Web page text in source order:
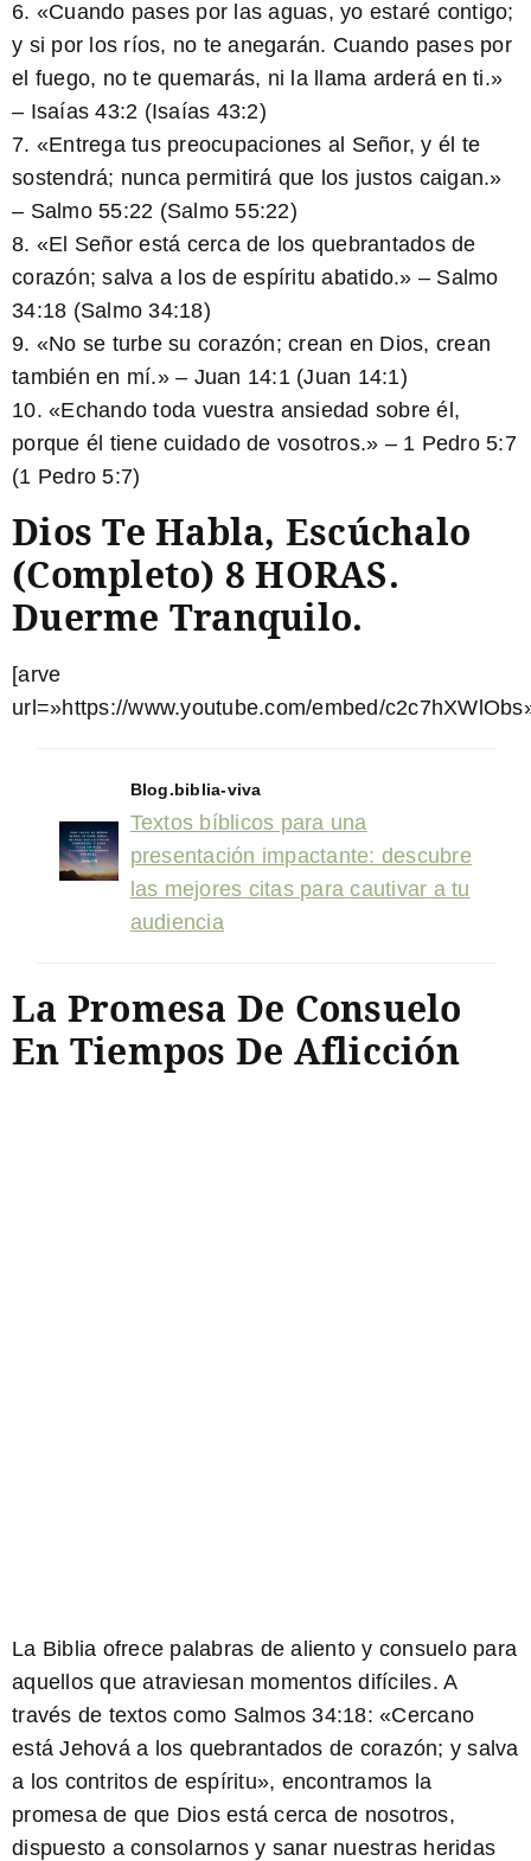
6. «Cuando pases por las aguas, yo estaré contigo;
y si por los ríos, no te anegarán. Cuando pases por
el fuego, no te quemarás, ni la llama arderá en ti.»
– Isaías 43:2 (Isaías 43:2)
7. «Entrega tus preocupaciones al Señor, y él te
sostendrá; nunca permitirá que los justos caigan.»
– Salmo 55:22 (Salmo 55:22)
8. «El Señor está cerca de los quebrantados de
corazón; salva a los de espíritu abatido.» – Salmo
34:18 (Salmo 34:18)
9. «No se turbe su corazón; crean en Dios, crean
también en mí.» – Juan 14:1 (Juan 14:1)
10. «Echando toda vuestra ansiedad sobre él,
porque él tiene cuidado de vosotros.» – 1 Pedro 5:7
(1 Pedro 5:7)
Dios Te Habla, Escúchalo
(Completo) 8 HORAS.
Duerme Tranquilo.
[arve
url=»https://www.youtube.com/embed/
Blog.biblia-viva
Textos bíblicos para una
presentación impactante: descubre
las mejores citas para cautivar a tu
audiencia
La Promesa De Consuelo
En Tiempos De Aflicción
La Biblia ofrece palabras de aliento y consuelo para
aquellos que atraviesan momentos difíciles. A
través de textos como Salmos 34:18: «Cercano
está Jehová a los quebrantados de corazón; y salva
a los contritos de espíritu», encontramos la
promesa de que Dios está cerca de nosotros,
dispuesto a consolarnos y sanar nuestras heridas